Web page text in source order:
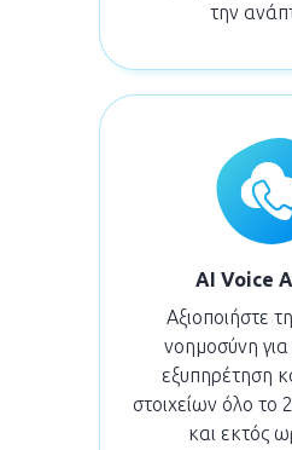
την
AI Voice
Αξιοποιήστε
νοημοσύνη
εξυπηρέτηση
στοιχείων όλο
και εκτός